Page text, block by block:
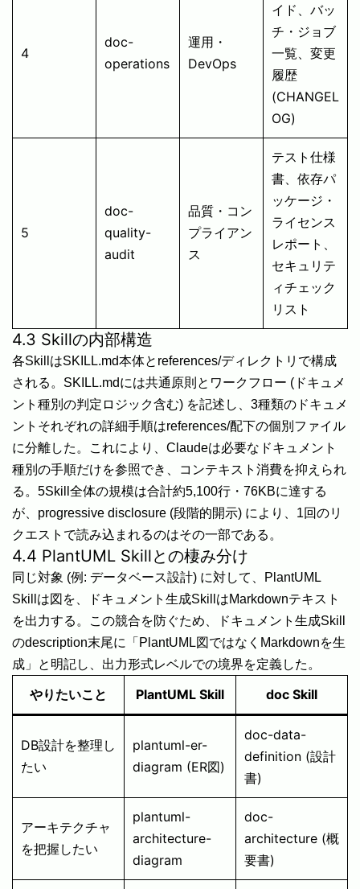
4
doc-
operations
運用・
DevOps
イド、バッ
チ・ジョブ
一覧、変更
履歴
(CHANGEL
OG)
5
doc-
quality-
audit
品質・コン
プライアン
ス
テスト仕様
書、依存パ
ッケージ・
ライセンス
レポート、
セキュリテ
ィチェック
リスト
4.3 Skillの内部構造
各SkillはSKILL.md本体とreferences/ディレクトリで構成
される。SKILL.mdには共通原則とワークフロー (ドキュメ
ント種別の判定ロジック含む) を記述し、3種類のドキュメ
ントそれぞれの詳細手順はreferences/配下の個別ファイル
に分離した。これにより、Claudeは必要なドキュメント
種別の手順だけを参照でき、コンテキスト消費を抑えられ
る。5Skill全体の規模は合計約5,100行・76KBに達する
が、progressive disclosure (段階的開示) により、1回のリ
クエストで読み込まれるのはその一部である。
4.4 PlantUML Skillとの棲み分け
同じ対象 (例: データベース設計) に対して、PlantUML
Skillは図を、ドキュメント生成SkillはMarkdownテキスト
を出力する。この競合を防ぐため、ドキュメント生成Skill
のdescription末尾に「PlantUML図ではなくMarkdownを生
成」と明記し、出力形式レベルでの境界を定義した。
やりたいこと PlantUML Skill doc Skill
DB設計を整理し
たい
plantuml-er-
diagram (ER図)
doc-data-
definition (設計
書)
アーキテクチャ
を把握したい
plantuml-
architecture-
diagram
doc-
architecture (概
要書)